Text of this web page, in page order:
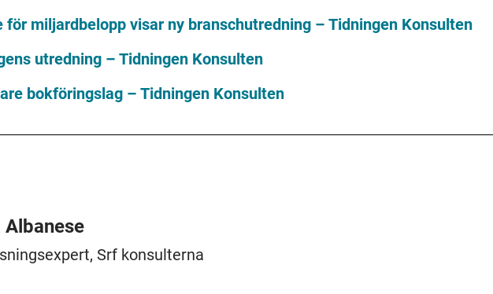
för miljardbelopp visar ny branschutredning – Tidningen Konsulten
utredning – Tidningen Konsulten
bokföringslag – Tidningen Konsulten
Albanese
Srf konsulterna